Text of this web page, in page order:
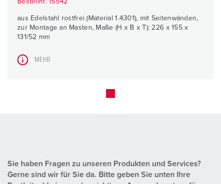
Bestellnr. 15542
aus Edelstahl rostfrei (Material 1.4301), mit Seitenwänden,
zur Montage an Masten, Maße (H x B x T): 226 x 155 x
131/52 mm
MEHR
Sie haben Fragen zu unseren Produkten und Services?
Gerne sind wir für Sie da. Bitte geben Sie unten Ihre